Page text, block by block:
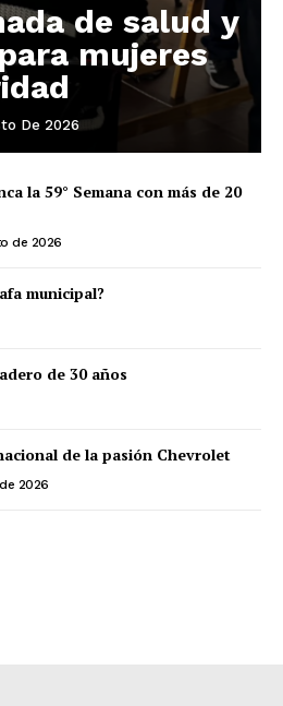
de salud y
mujeres
De 2026
la 59° Semana con más de 20
de 2026
municipal?
de 30 años
de la pasión Chevrolet
2026